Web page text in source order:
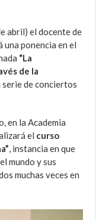
abril) el docente de
ponencia en el
“La
de la
serie de conciertos
en la Academia
el curso
, instancia en que
mundo y sus
muchas veces en